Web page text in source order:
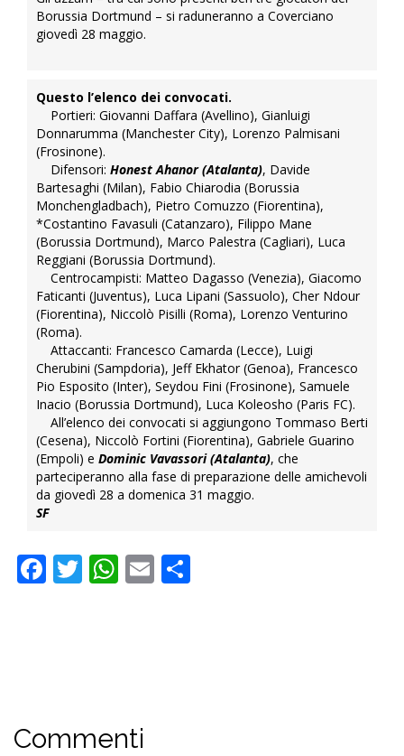
Borussia Dortmund – si raduneranno a Coverciano
giovedì 28 maggio.
Questo l’elenco dei convocati.
Portieri: Giovanni Daffara (Avellino), Gianluigi
Donnarumma (Manchester City), Lorenzo Palmisani
(Frosinone).
Difensori: Honest Ahanor (Atalanta), Davide
Bartesaghi (Milan), Fabio Chiarodia (Borussia
Monchengladbach), Pietro Comuzzo (Fiorentina),
*Costantino Favasuli (Catanzaro), Filippo Mane
(Borussia Dortmund), Marco Palestra (Cagliari), Luca
Reggiani (Borussia Dortmund).
Centrocampisti: Matteo Dagasso (Venezia), Giacomo
Faticanti (Juventus), Luca Lipani (Sassuolo), Cher Ndour
(Fiorentina), Niccolò Pisilli (Roma), Lorenzo Venturino
(Roma).
Attaccanti: Francesco Camarda (Lecce), Luigi
Cherubini (Sampdoria), Jeff Ekhator (Genoa), Francesco
Pio Esposito (Inter), Seydou Fini (Frosinone), Samuele
Inacio (Borussia Dortmund), Luca Koleosho (Paris FC).
All’elenco dei convocati si aggiungono Tommaso Berti
(Cesena), Niccolò Fortini (Fiorentina), Gabriele Guarino
(Empoli) e Dominic Vavassori (Atalanta), che
parteciperanno alla fase di preparazione delle amichevoli
da giovedì 28 a domenica 31 maggio.
SF
Facebook
Twitter
WhatsApp
Email
Commenti